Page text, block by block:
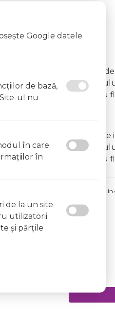
îndemâna copiilor În caz
vapourilor
la surse de căldură sau
copiilor În caz de
vapourilor
la surse de căldură sau
produsului comandat pot fi acelea
pe etichetele produsului fizic.
Google datele
de bază,
ul nu
în care
în
de la un site
utilizatorii
şi părţile